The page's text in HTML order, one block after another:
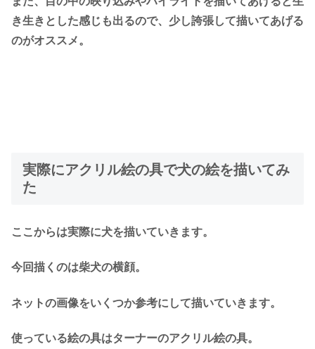
き生きとした感じも出るので、少し誇張して描いてあげる
のがオススメ。
実際にアクリル絵の具で犬の絵を描いてみ
た
ここからは実際に犬を描いていきます。
今回描くのは柴犬の横顔。
ネットの画像をいくつか参考にして描いていきます。
使っている絵の具はターナーのアクリル絵の具。